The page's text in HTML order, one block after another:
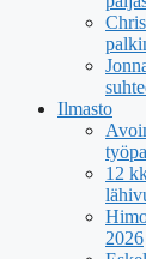
Ilmasto
12
2026